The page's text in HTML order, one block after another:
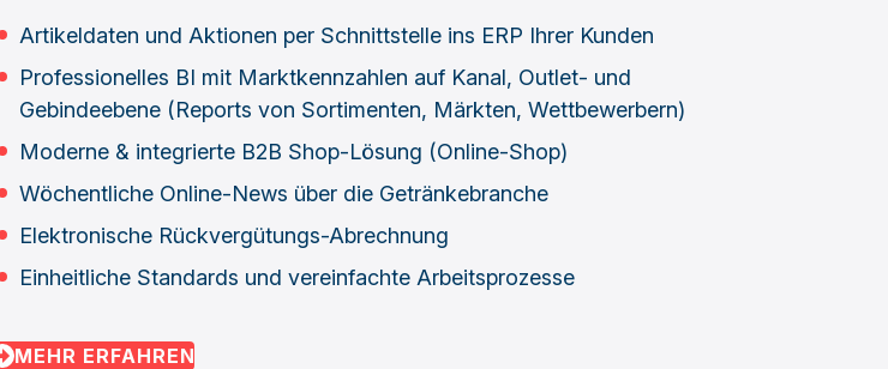
Artikeldaten und Aktionen per Schnittstelle ins ERP Ihrer Kunden
Professionelles BI mit Marktkennzahlen auf Kanal, Outlet- und
Gebindeebene (Reports von Sortimenten, Märkten, Wettbewerbern)
Moderne & integrierte B2B Shop-Lösung (Online-Shop)
Wöchentliche Online-News über die Getränkebranche
Elektronische Rückvergütungs-Abrechnung
Einheitliche Standards und vereinfachte Arbeitsprozesse
MEHR ERFAHREN